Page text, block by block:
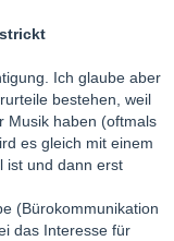
Ich glaube aber
bestehen, weil
Musik haben (oftmals
es gleich mit einem
ist und dann erst
(Bürokommunikation
das Interesse für